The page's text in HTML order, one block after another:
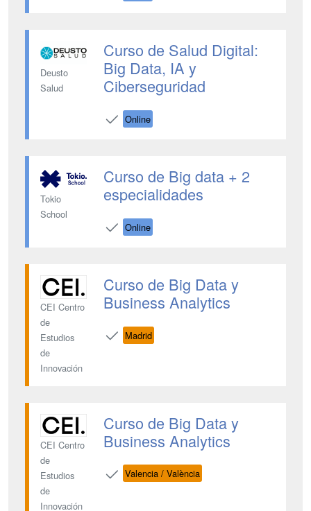
Deusto
Salud
Curso de Salud Digital:
Big Data, IA y
Ciberseguridad
Online
Tokio
School
Curso de Big data + 2
especialidades
Online
CEI Centro
de
Estudios
de
Innovación
Curso de Big Data y
Business Analytics
Madrid
CEI Centro
de
Estudios
de
Innovación
Curso de Big Data y
Business Analytics
Valencia / València